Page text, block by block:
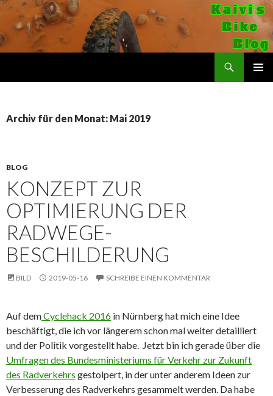
Archiv für den Monat: Mai 2019
BLOG
KONZEPT ZUR
OPTIMIERUNG DER
RADWEGE-
BESCHILDERUNG
BILD 2019-05-16 SCHREIBE EINEN KOMMENTAR
Auf demCyclehack 2016 in Nürnberg hat mich eine Idee
beschäftigt, die ich vor längerem schon mal weiter detailliert
und der Politik vorgestellt habe. Jetzt bin ich gerade über die
Umfragen des Bundesministeriums für Verkehr zur Zukunft
des Radverkehrs gestolpert, in der unter anderem Ideen zur
Verbesserung des Radverkehrs gesammelt werden. Da habe